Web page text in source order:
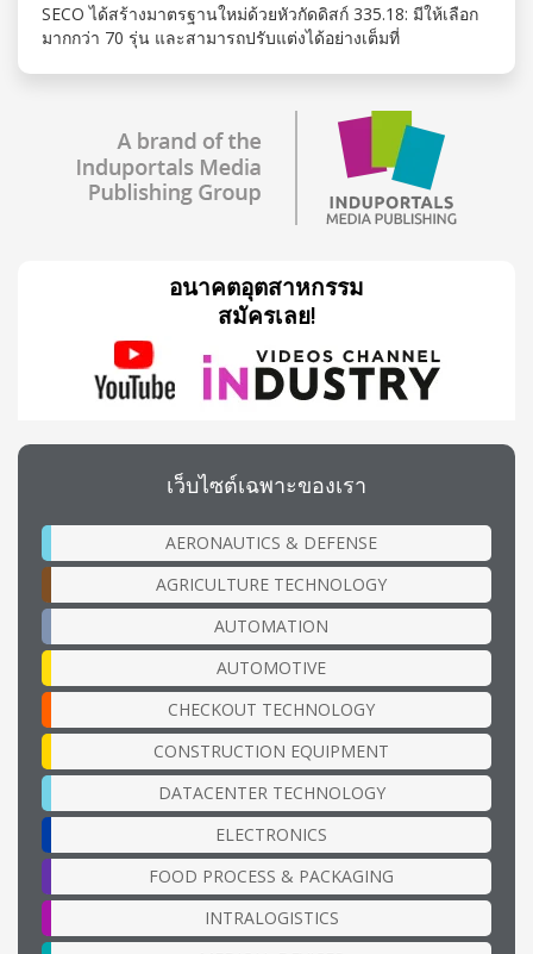
SECO ได้สร้างมาตรฐานใหม่ด้วยหัวกัดดิสก์ 335.18: มีให้เลือก
มากกว่า 70 รุ่น และสามารถปรับแต่งได้อย่างเต็มที่
อนาคตอุตสาหกรรม
สมัครเลย!
เว็บไซต์เฉพาะของเรา
AERONAUTICS & DEFENSE
AGRICULTURE TECHNOLOGY
AUTOMATION
AUTOMOTIVE
CHECKOUT TECHNOLOGY
CONSTRUCTION EQUIPMENT
DATACENTER TECHNOLOGY
ELECTRONICS
FOOD PROCESS & PACKAGING
INTRALOGISTICS